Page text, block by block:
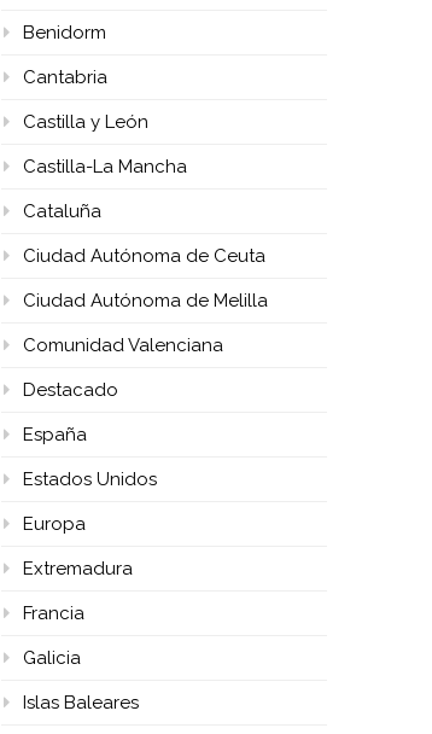
Benidorm
Cantabria
Castilla y León
Castilla-La Mancha
Cataluña
Ciudad Autónoma de Ceuta
Ciudad Autónoma de Melilla
Comunidad Valenciana
Destacado
España
Estados Unidos
Europa
Extremadura
Francia
Galicia
Islas Baleares